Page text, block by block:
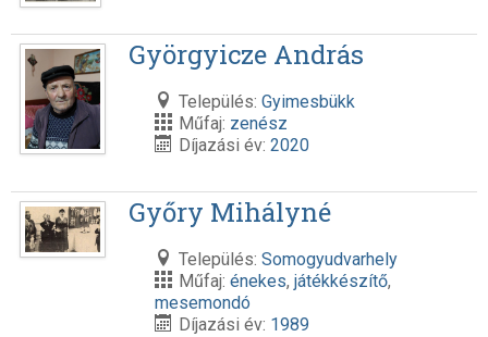
Györgyicze András
Település: Gyimesbükk
Műfaj: zenész
Díjazási év: 2020
Győry Mihályné
Település: Somogyudvarhely
Műfaj: énekes, játékkészítő,
mesemondó
Díjazási év: 1989